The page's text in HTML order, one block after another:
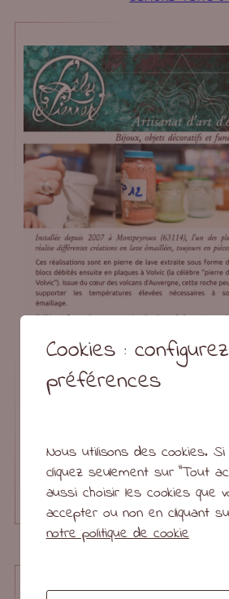
Panneau L’île o
Cookies :
préférences
Nous utilisons des cookies. Si
cliquez seulement sur "Tout
aussi choisir les cookies que
accepter ou non en cliquant
notre politique de cookie